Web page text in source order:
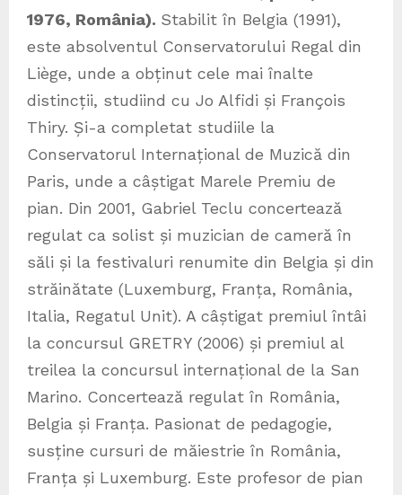
1976, România). Stabilit în Belgia (1991),
este absolventul Conservatorului Regal din
Liège, unde a obținut cele mai înalte
distincții, studiind cu Jo Alfidi și François
Thiry. Și-a completat studiile la
Conservatorul Internațional de Muzică din
Paris, unde a câștigat Marele Premiu de
pian. Din 2001, Gabriel Teclu concertează
regulat ca solist și muzician de cameră în
săli și la festivaluri renumite din Belgia și din
străinătate (Luxemburg, Franța, România,
Italia, Regatul Unit). A câștigat premiul întâi
la concursul GRETRY (2006) și premiul al
treilea la concursul internațional de la San
Marino. Concertează regulat în România,
Belgia și Franța. Pasionat de pedagogie,
susține cursuri de măiestrie în România,
Franța și Luxemburg. Este profesor de pian